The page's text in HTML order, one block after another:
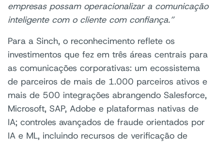
empresas possam operacionalizar a comunicação
inteligente com o cliente com confiança.”
Para a Sinch, o reconhecimento reflete os
investimentos que fez em três áreas centrais para
as comunicações corporativas: um ecossistema
de parceiros de mais de 1.000 parceiros ativos e
mais de 500 integrações abrangendo Salesforce,
Microsoft, SAP, Adobe e plataformas nativas de
IA; controles avançados de fraude orientados por
IA e ML, incluindo recursos de verificação de